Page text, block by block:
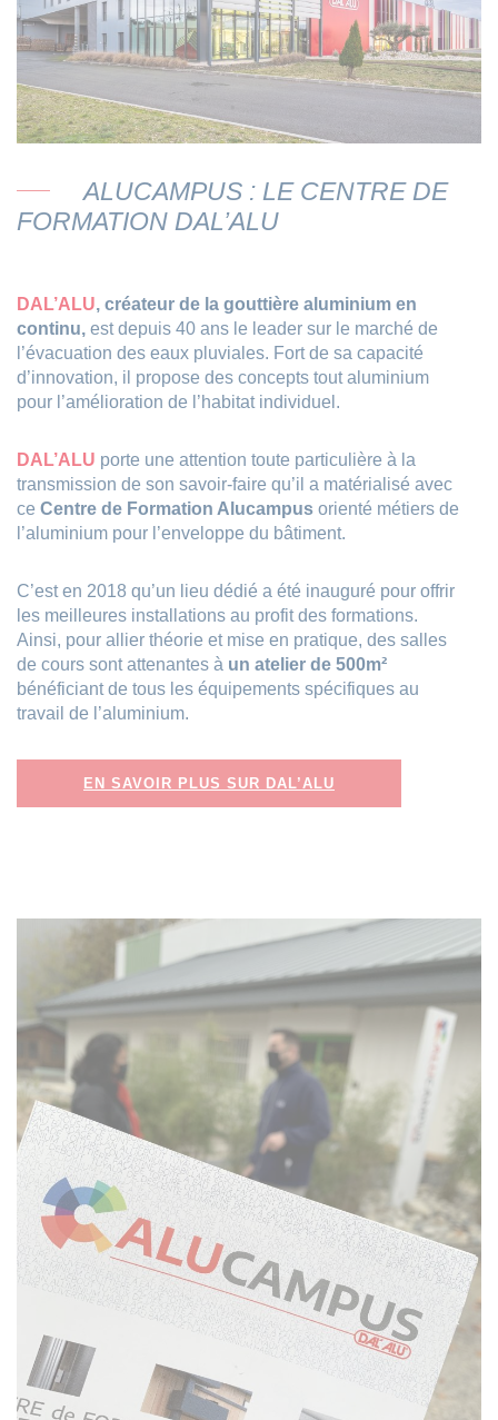
ALUCAMPUS : LE CENTRE DE
FORMATION DAL’ALU
DAL’ALU, créateur de la gouttière aluminium en
continu, est depuis 40 ans le leader sur le marché de
l’évacuation des eaux pluviales. Fort de sa capacité
d’innovation, il propose des concepts tout aluminium
pour l’amélioration de l’habitat individuel.
DAL’ALU porte une attention toute particulière à la
transmission de son savoir-faire qu’il a matérialisé avec
ce Centre de Formation Alucampus orienté métiers de
l’aluminium pour l’enveloppe du bâtiment.
C’est en 2018 qu’un lieu dédié a été inauguré pour offrir
les meilleures installations au profit des formations.
Ainsi, pour allier théorie et mise en pratique, des salles
de cours sont attenantes à un atelier de 500m²
bénéficiant de tous les équipements spécifiques au
travail de l’aluminium.
EN SAVOIR PLUS SUR DAL’ALU